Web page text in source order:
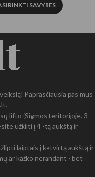
SAVYBES
Paprasčiausia pas mus
lifto (Sigmos teritorijoje, 3-
užkilti į 4 -tą aukštą ir
laiptais į ketvirtą aukštą ir
ar kažko nerandant - bet